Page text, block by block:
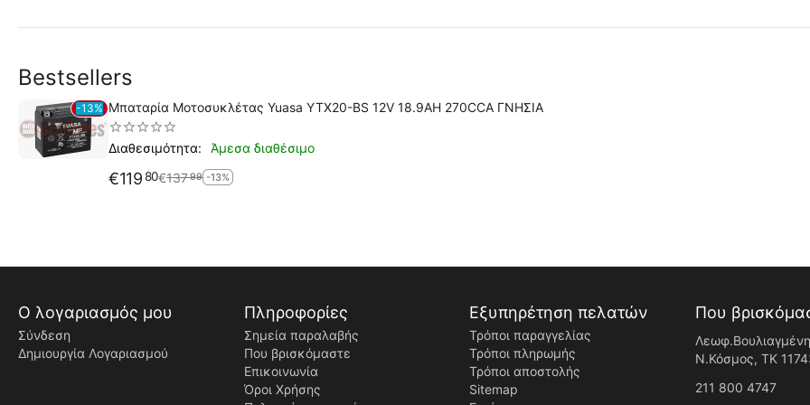
Bestsellers
13% Μπαταρία Μοτοσυκλέτας Yuasa YTX20-BS 12V 18.9AH 270CCA ΓΝΗΣΙΑ
Διαθεσιμότητα: Άμεσα διαθέσιμο
€11980€13799 -13%
Ο λογαριασμός μου
Σύνδεση
Δημιουργία Λογαριασμού
Πληροφορίες
Σημεία παραλαβής
Που βρισκόμαστε
Επικοινωνία
Όροι Χρήσης
Εξυπηρέτηση πελατών
Τρόποι παραγγελίας
Τρόποι πληρωμής
Τρόποι αποστολής
Sitemap
Που
Ν.Κόσμος, ΤK
211 800 4747